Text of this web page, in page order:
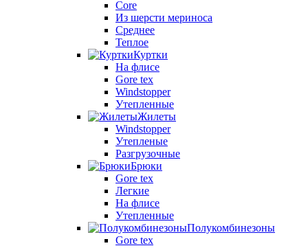
Core
Из шерсти мериноса
Среднее
Теплое
Куртки
На флисе
Gore tex
Windstopper
Утепленные
Жилеты
Windstopper
Утепленые
Разгрузочные
Брюки
Gore tex
Легкие
На флисе
Утепленные
Полукомбинезоны
Gore tex